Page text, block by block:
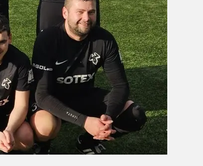
OBÓZ W ZATONIU 2020
OBÓZ W KALISZU 2020
FOTORELACJE
VIDEO
OFERTA LATO 2020
ARCHIWUM OBOZÓW
WYNIKI